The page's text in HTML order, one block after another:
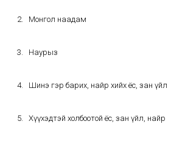
Монгол наадам
Наурыз
Шинэ гэр барих, найр хийх ёс, зан үйл
Хүүхэдтэй холбоотой ёс, зан үйл, найр